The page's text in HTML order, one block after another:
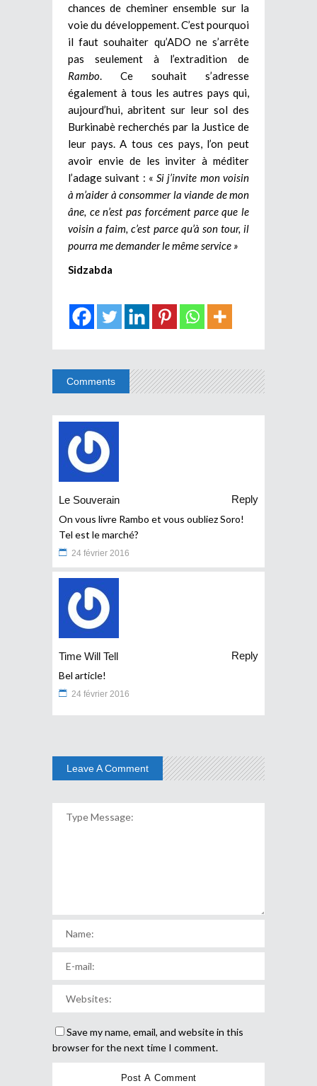
chances de cheminer ensemble sur la
voie du développement. C’est pourquoi
il faut souhaiter qu’ADO ne s’arrête
pas seulement à l’extradition de
Rambo . Ce souhait s’adresse
également à tous les autres pays qui,
aujourd’hui, abritent sur leur sol des
Burkinabè recherchés par la Justice de
leur pays. A tous ces pays, l’on peut
avoir envie de les inviter à méditer
l’adage suivant : « Si j’invite mon voisin
à m’aider à consommer la viande de mon
âne, ce n’est pas forcément parce que le
voisin a faim, c’est parce qu’à son tour, il
pourra me demander lemême service »
Sidzabda
Comments
Le Souverain
Reply
On vous livre Rambo et vous oubliez Soro!
Tel est le marché?
24 février 2016
Time Will Tell
Reply
Bel article!
24 février 2016
Leave A Comment
Save my name, email, and website in this
browser for the next time I comment.